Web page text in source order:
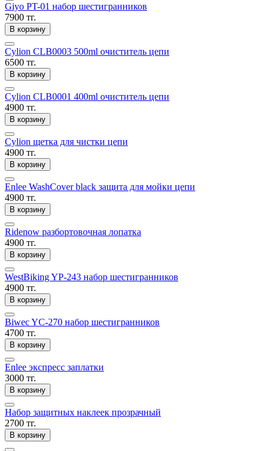
Giyo PT-01 набор шестигранников
7900 тг.
В корзину
Cylion CLB0003 500ml очиститель цепи
6500 тг.
В корзину
Cylion CLB0001 400ml очиститель цепи
4900 тг.
В корзину
Cylion щетка для чистки цепи
4900 тг.
В корзину
Enlee WashCover black защита для мойки цепи
4900 тг.
В корзину
Ridenow разбортовочная лопатка
4900 тг.
В корзину
WestBiking YP-243 набор шестигранников
4900 тг.
В корзину
Biwec YC-270 набор шестигранников
4700 тг.
В корзину
Enlee экспресс заплатки
3000 тг.
В корзину
Набор защитных наклеек прозрачный
2700 тг.
В корзину